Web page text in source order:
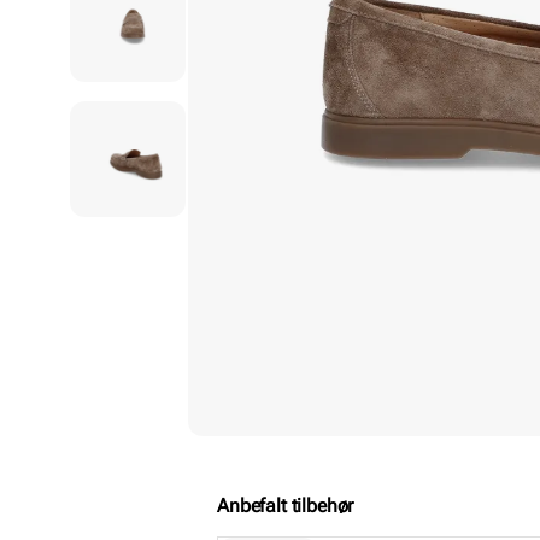
Anbefalt tilbehør